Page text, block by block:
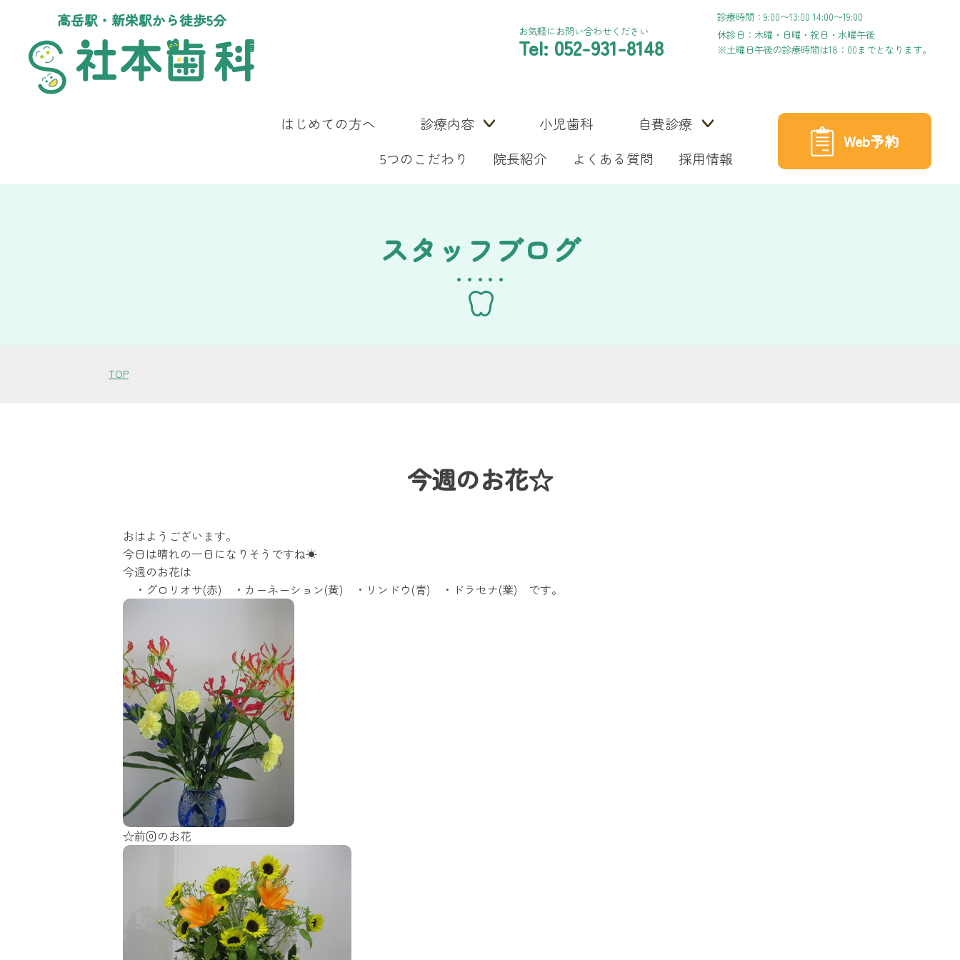
高岳駅・新栄駅から徒歩5分
お気軽にお問い合わせください
Tel: 052-931-8148
診療時間：9:00〜13:00 14:00〜19:00
休診日：木曜・日曜・祝日・水曜午後
※土曜日午後の診療時間は18：00までとなります。
Web予約
はじめての方へ 診療内容 小児歯科
自費診療
5つのこだわり
院長紹介 よくある質問 採用情報
スタッフブログ
TOP
今週のお花☆
おはようございます。
今日は晴れの一日になりそうですね☀
今週のお花は
・グロリオサ(赤) ・カーネーション(黄) ・リンドウ(青) ・ドラセナ(葉) です。
☆前回のお花